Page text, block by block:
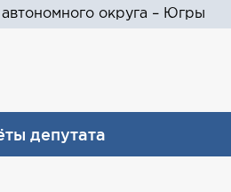
округа – Югры
депутата